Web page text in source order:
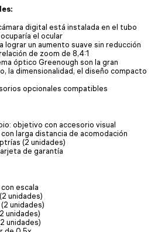
digital está instalada en el tubo
el ocular
lograr un aumento suave sin reducción
de zoom de 8,4:1
óptico Greenough son la gran
la dimensionalidad, el diseño compacto
opcionales compatibles
objetivo con accesorio visual
larga distancia de acomodación
(2 unidades)
de garantía
escala
unidades)
unidades)
unidades)
unidades)